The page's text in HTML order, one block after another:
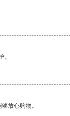
。
放心购物。